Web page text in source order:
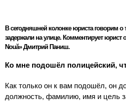
В сегодняшней колонке юриста говорим о
задержали на улице. Комментирует юрист
Nouă» Дмитрий Паниш.
Ко мне подошёл полицейский,
Как только он к вам подошёл, он
должность, фамилию, имя и цель